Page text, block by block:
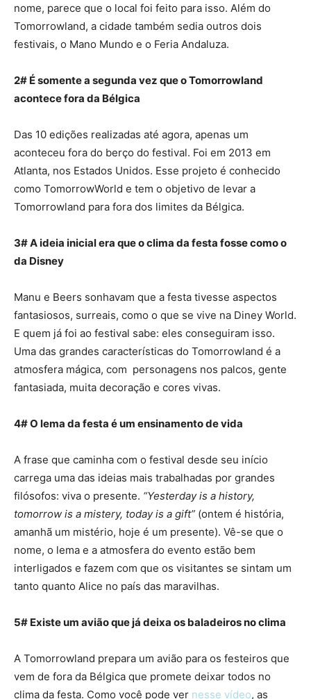
nome, parece que o local foi feito para isso. Além do
Tomorrowland, a cidade também sedia outros dois
festivais, o Mano Mundo e o Feria Andaluza.
2# É somente a segunda vez que o Tomorrowland
acontece fora da Bélgica
Das 10 edições realizadas até agora, apenas um
aconteceu fora do berço do festival. Foi em 2013 em
Atlanta, nos Estados Unidos. Esse projeto é conhecido
como TomorrowWorld e tem o objetivo de levar a
Tomorrowland para fora dos limites da Bélgica.
3# A ideia inicial era que o clima da festa fosse como o
da Disney
Manu e Beers sonhavam que a festa tivesse aspectos
fantasiosos, surreais, como o que se vive na Diney World.
E quem já foi ao festival sabe: eles conseguiram isso.
Uma das grandes características do Tomorrowland é a
atmosfera mágica, com personagens nos palcos, gente
fantasiada, muita decoração e cores vivas.
4# O lema da festa é um ensinamento de vida
A frase que caminha com o festival desde seu início
carrega uma das ideias mais trabalhadas por grandes
filósofos: viva o presente. “Yesterday is a history,
tomorrow is a mistery, today is a gift” (ontem é história,
amanhã um mistério, hoje é um presente). Vê-se que o
nome, o lema e a atmosfera do evento estão bem
interligados e fazem com que os visitantes se sintam um
tanto quanto Alice no país das maravilhas.
5# Existe um avião que já deixa os baladeiros no clima
A Tomorrowland prepara um avião para os festeiros que
vem de fora da Bélgica que promete deixar todos no
clima da festa. Como você pode ver nesse vídeo, as